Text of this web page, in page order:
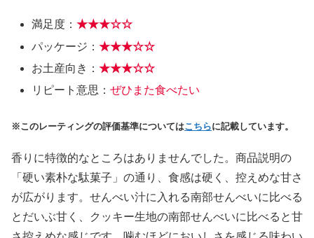
満足度：★★★☆☆
パッケージ：★★★☆☆
お土産向き：★★★☆☆
リピート意思：ぜひまた食べたい
※このレーティングの評価基準についてはこちらに記載しています。
香りに特徴的なところはありませんでした。商品説明の
「硬い素朴な駄菓子」の通り、食感は硬く、控えめな甘さ
が広がります。せんべい汁に入れる南部せんべいに比べる
とだいぶ甘く、クッキー生地の南部せんべいに比べると甘